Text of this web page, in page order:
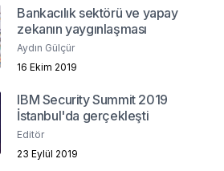
Bankacılık sektörü ve yapay
zekanın yaygınlaşması
Aydın Gülçür
16 Ekim 2019
IBM Security Summit 2019
İstanbul'da gerçekleşti
Editör
23 Eylül 2019